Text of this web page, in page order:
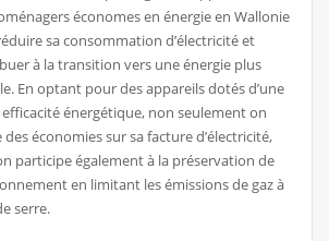
économes en énergie en Wallonie
sa consommation d’électricité et
à la transition vers une énergie plus
En optant pour des appareils dotés d’une
énergétique, non seulement on
des économies sur sa facture d’électricité,
participe également à la préservation de
en limitant les émissions de gaz à
serre.